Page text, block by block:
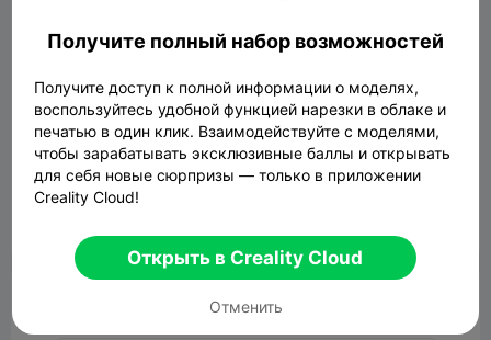
xbox logo coin
330.94KB Связанные 3D модели
Сообщить об этом 6  2
Получите полный набор возможностей
Получите доступ к полной информации о моделях,
воспользуйтесь удобной функцией нарезки в облаке и
печатью в один клик. Взаимодействуйте с моделями,
чтобы зарабатывать эксклюзивные баллы и открывать
для себя новые сюрпризы — только в приложении
Creality Cloud!
Открыть в Creality Cloud
Отменить